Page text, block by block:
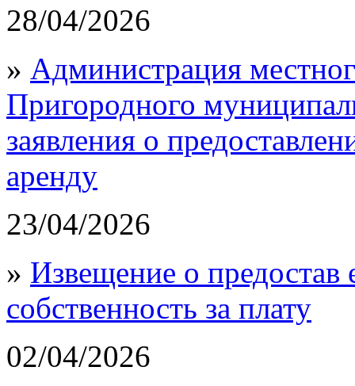
28/04/2026
» Администрация
Пригородного
заявления о
аренду
23/04/2026
» Извещение о предостав
собственность за плату
02/04/2026